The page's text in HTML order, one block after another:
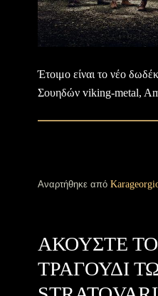
Έτοιμο είναι το νέο
Σουηδών viking-metal,
Αναρτήθηκε από
ΑΚΟΥΣΤΕ
ΤΡΑΓΟΥΔΙ